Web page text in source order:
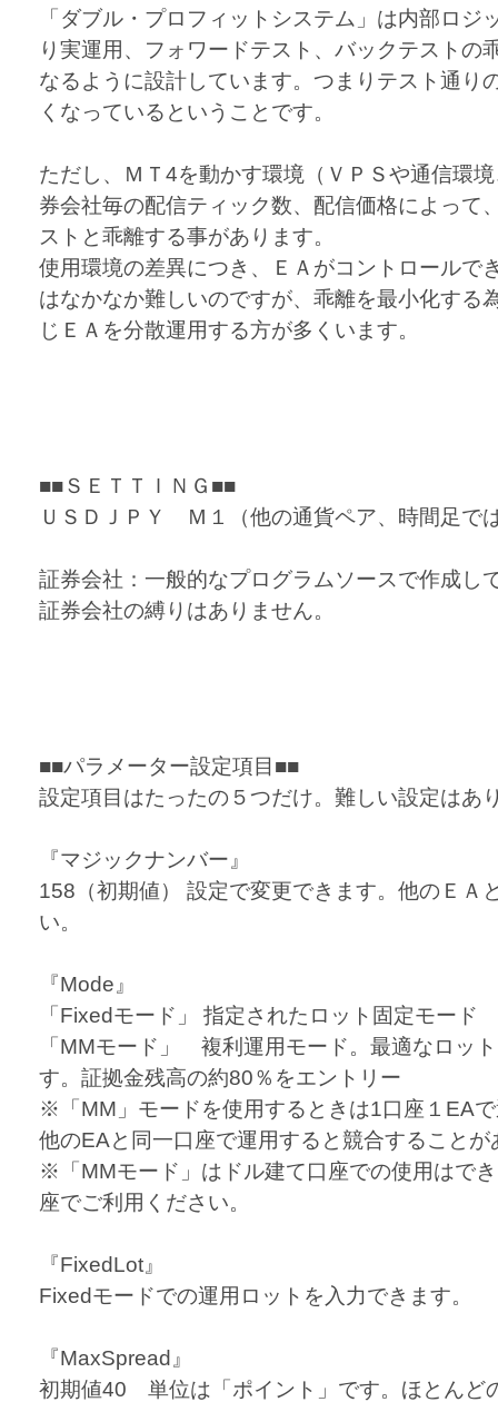
「ダブル・プロフィットシステム」は内部ロジ
り実運用、フォワードテスト、バックテストの
なるように設計しています。つまりテスト通り
くなっているということです。
ただし、ＭＴ4を動かす環境（ＶＰＳや通信環
券会社毎の配信ティック数、配信価格によって
ストと乖離する事があります。
使用環境の差異につき、ＥＡがコントロールで
はなかなか難しいのですが、乖離を最小化する
じＥＡを分散運用する方が多くいます。
■■ＳＥＴＴＩＮＧ■■
ＵＳＤＪＰＹ Ｍ１（他の通貨ペア、時間足で
証券会社：一般的なプログラムソースで作成し
証券会社の縛りはありません。
■■パラメーター設定項目■■
設定項目はたったの５つだけ。難しい設定はあ
『マジックナンバー』
158（初期値） 設定で変更できます。他のＥＡ
い。
『Mode』
「Fixedモード」 指定されたロット固定モード
「MMモード」 複利運用モード。最適なロッ
す。証拠金残高の約80％をエントリー
※「MM」モードを使用するときは1口座１EA
他のEAと同一口座で運用すると競合することが
※「MMモード」はドル建て口座での使用はで
座でご利用ください。
『FixedLot』
Fixedモードでの運用ロットを入力できます。
『MaxSpread』
初期値40 単位は「ポイント」です。ほとんど